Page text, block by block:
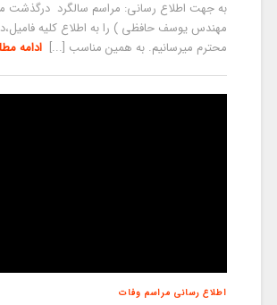
به جهت اطلاع رسانی: مراسم سالگرد درگذشت
مهندس یوسف حافظی ) را به اطلاع کلیه
محترم میرسانیم. به همین مناسب [...] ادامه
اطلاع رسانی مراسم وفات